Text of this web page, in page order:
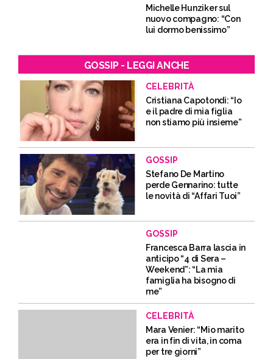
Michelle Hunziker sul
nuovo compagno: “Con
lui dormo benissimo”
GOSSIP - LEGGI ANCHE
CELEBRITÀ
Cristiana Capotondi: “Io
e il padre di mia figlia
non stiamo più insieme”
GOSSIP
Stefano De Martino
perde Gennarino: tutte
le novità di “Affari Tuoi”
GOSSIP
Francesca Barra lascia in
anticipo “4 di Sera –
Weekend”: “La mia
famiglia ha bisogno di
me”
CELEBRITÀ
Mara Venier: “Mio marito
era in fin di vita, in coma
per tre giorni”